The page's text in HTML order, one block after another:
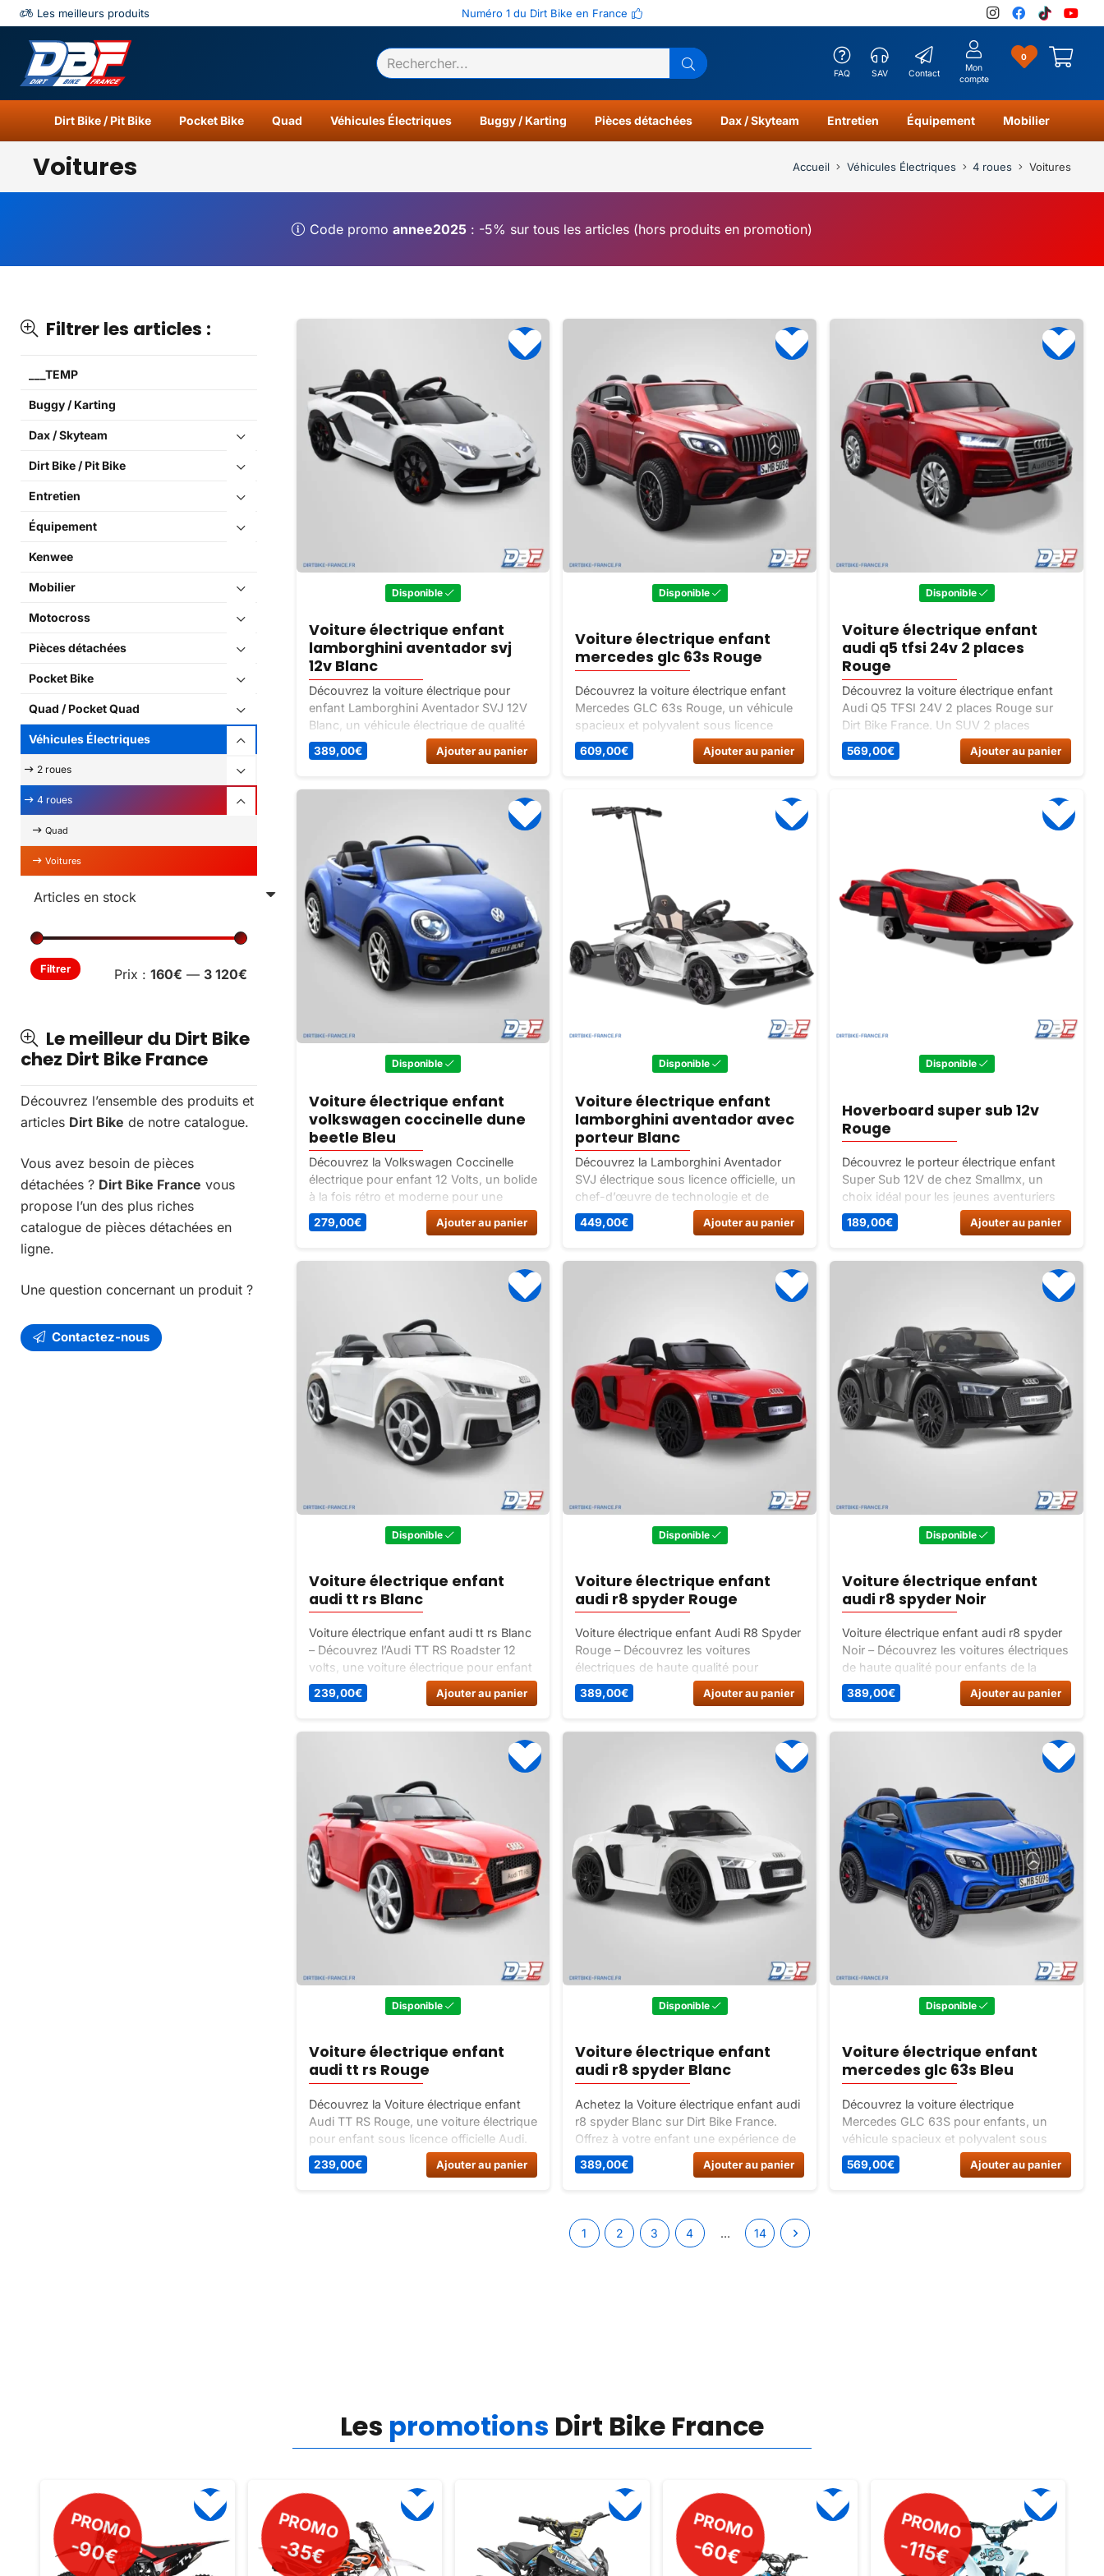
Les meilleurs produits Numéro 1 du Dirt Bike en France
FAQ SAV Contact
Mon
compte
0
Dirt Bike / Pit Bike Pocket Bike Quad Véhicules Électriques Buggy / Karting Pièces détachées Dax / Skyteam Entretien Équipement Mobilier
Voitures Accueil Véhicules Électriques 4 roues Voitures
Code promoannee2025 : -5% sur tous les articles (hors produits en promotion)
Filtrer les articles :
___TEMP
Buggy / Karting
Dax / Skyteam
Dirt Bike / Pit Bike
Entretien
Équipement
Kenwee
Mobilier
Motocross
Pièces détachées
Pocket Bike
Quad / Pocket Quad
Véhicules Électriques
2 roues
4 roues
Quad
Voitures
Prix
Prix
Filtrer Prix : 160€ — 3 120€
Le meilleur du Dirt Bike
chez Dirt Bike France
Découvrez l’ensemble des produits et
articles Dirt Bike de notre catalogue.
Vous avez besoin de pièces
détachées ? Dirt Bike France vous
propose l’un des plus riches
catalogue de pièces détachées en
ligne.
Une question concernant un produit ?
Contactez-nous
Disponible
Voiture électrique enfant
lamborghini aventador svj
12v Blanc
Découvrez la voiture électrique pour
enfant Lamborghini Aventador SVJ 12V
Blanc, un véhicule électrique de qualité
avec une attention aux détails, idéal
pour une expérience de conduite
balades en musique avec votre petit
389,00€ Ajouter au panier
Disponible
Voiture électrique enfant
mercedes glc 63s Rouge
Découvrez la voiture électrique enfant
Mercedes GLC 63s Rouge, un véhicule
spacieux et polyvalent sous licence
Mercedes. Idéal pour les balades entre
amis, ce SUV électrique offre confort,
609,00€ Ajouter au panier
Disponible
Voiture électrique enfant
audi q5 tfsi 24v 2 places
Rouge
Découvrez la voiture électrique enfant
Audi Q5 TFSI 24V 2 places Rouge sur
Dirt Bike France. Un SUV 2 places
impressionnant avec phares LED, roues
en gomme et télécommande parentale.
569,00€ Ajouter au panier
Disponible
Voiture électrique enfant
volkswagen coccinelle dune
beetle Bleu
Découvrez la Volkswagen Coccinelle
électrique pour enfant 12 Volts, un bolide
à la fois rétro et moderne pour une
expérience de conduite réaliste et
amusante. Offrez le cadeau parfait à
279,00€ Ajouter au panier
Disponible
Voiture électrique enfant
lamborghini aventador avec
porteur Blanc
Découvrez la Lamborghini Aventador
SVJ électrique sous licence officielle, un
chef-d’œuvre de technologie et de
design conçu pour offrir une expérience
de conduite exceptionnelle aux jeunes
enfant et à vous-même le cadeau ultime
avec cette Lamborghini Aventador SVJ
électrique sous licence, et profitez de
volant de ce supercar légendaire !
449,00€ Ajouter au panier
Disponible
Hoverboard super sub 12v
Rouge
Découvrez le porteur électrique enfant
Super Sub 12V de chez Smallmx, un
choix idéal pour les jeunes aventuriers
en herbe. Alliant performances, durabilité
et sécurité, offrez des heures de plaisir
189,00€ Ajouter au panier
Disponible
Voiture électrique enfant
audi tt rs Blanc
Voiture électrique enfant audi tt rs Blanc
– Découvrez l’Audi TT RS Roadster 12
volts, une voiture électrique pour enfant
sous licence officielle Audi. Parfait pour
les enfants âgés de 18 à 48 mois. Ne
votre enfant avec ce MUST de la
239,00€ Ajouter au panier
Disponible
Voiture électrique enfant
audi r8 spyder Rouge
Voiture électrique enfant Audi R8 Spyder
Rouge – Découvrez les voitures
électriques de haute qualité pour
enfants de la célèbre marque Audi.
Offrez à votre enfant une expérience de
électrique Audi R8 Spyder 12 volts.
389,00€ Ajouter au panier
Disponible
Voiture électrique enfant
audi r8 spyder Noir
Voiture électrique enfant audi r8 spyder
Noir – Découvrez les voitures électriques
de haute qualité pour enfants de la
célèbre marque Audi. Offrez à votre
enfant une expérience de conduite
Spyder 12 volts.
389,00€ Ajouter au panier
Disponible
Voiture électrique enfant
audi tt rs Rouge
Découvrez la Voiture électrique enfant
Audi TT RS Rouge, une voiture électrique
pour enfant sous licence officielle Audi.
Parfaite pour les enfants de 18 à 48
mois, avec télécommande parentale 2.4
239,00€ Ajouter au panier
Disponible
Voiture électrique enfant
audi r8 spyder Blanc
Achetez la Voiture électrique enfant audi
r8 spyder Blanc sur Dirt Bike France.
Offrez à votre enfant une expérience de
conduite unique avec cette voiture
électrique de haute qualité aux lignes
389,00€ Ajouter au panier
Disponible
Voiture électrique enfant
mercedes glc 63s Bleu
Découvrez la voiture électrique
Mercedes GLC 63S pour enfants, un
véhicule spacieux et polyvalent sous
licence officielle Mercedes. Offrant des
heures de plaisir, ce SUV électrique
569,00€ Ajouter au panier
1 2 3 4 … 14
Les promotions Dirt Bike France
PROMO
-35€
PROMO
-60€
PROMO
-115€
PROMO
-45€
Catégories Résultats 0